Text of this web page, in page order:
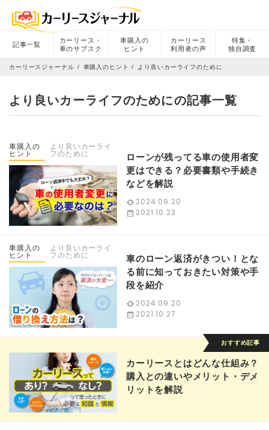
記事一覧
カーリース・
車のサブスク
車購入の
ヒント
カーリース
利用者の声
特集・
独自調査
カーリースジャーナル 車購入のヒント より良いカーライフのために
より良いカーライフのためにの記事一覧
車購入の
ヒント
より良いカーライ
フのために
ローンが残ってる車の使用者変
更はできる？必要書類や手続き
などを解説
2024.09.20
2021.10.23
車購入の
ヒント
より良いカーライ
フのために
車のローン返済がきつい！とな
る前に知っておきたい対策や手
段を紹介
2024.09.20
2021.10.27
カーリースとはどんな仕組み？
購入との違いやメリット・デメ
リットを解説